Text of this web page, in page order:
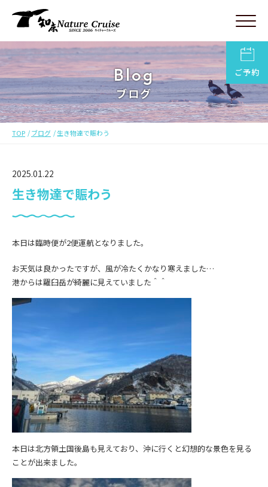
ご予約
Blog
ブログ
TOP ブログ 生き物達で賑わう
2025.01.22
生き物達で賑わう
本日は臨時便が2便運航となりました。
お天気は良かったですが、風が冷たくかなり寒えました…
港からは羅臼岳が綺麗に見えていました＾＾
本日は北方領土国後島も見えており、沖に行くと幻想的な景色を見る
ことが出来ました。